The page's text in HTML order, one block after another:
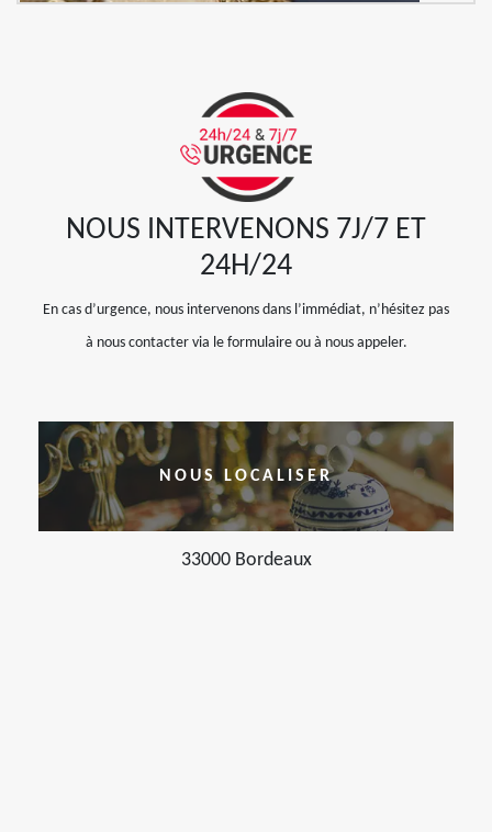
NOUS INTERVENONS 7J/7 ET
24H/24
En cas d’urgence, nous intervenons dans l’immédiat, n’hésitez pas
à nous contacter via le formulaire ou à nous appeler.
NOUS LOCALISER
33000 Bordeaux